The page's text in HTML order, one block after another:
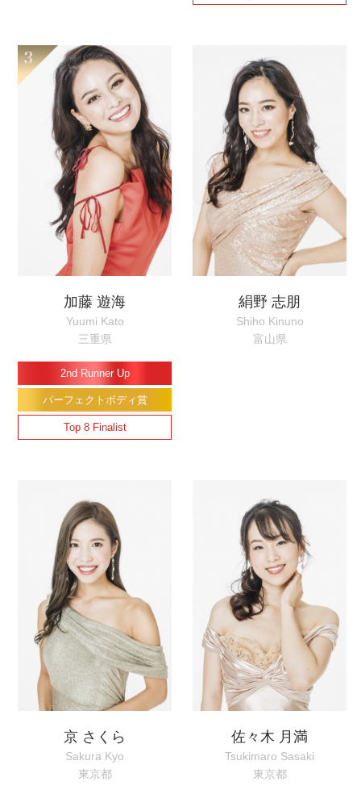
加藤 遊海
Yuumi Kato
三重県
2nd Runner Up
パーフェクトボディ賞
Top 8 Finalist
絹野 志朋
Shiho Kinuno
富山県
京 さくら
Sakura Kyo
東京都
佐々木 月満
Tsukimaro Sasaki
東京都